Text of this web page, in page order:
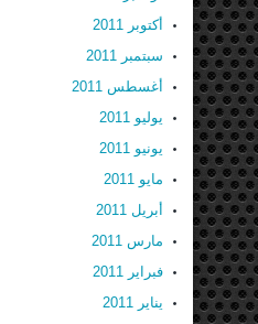
أكتوبر 2011
سبتمبر 2011
أغسطس 2011
يوليو 2011
يونيو 2011
مايو 2011
أبريل 2011
مارس 2011
فبراير 2011
يناير 2011